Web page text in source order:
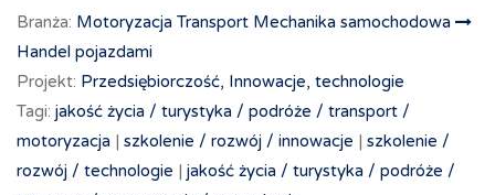
Branża: Motoryzacja Transport Mechanika samochodowa
Handel pojazdami
Projekt: Przedsiębiorczość, Innowacje, technologie
Tagi: jakość życia / turystyka / podróże / transport /
motoryzacja | szkolenie / rozwój / innowacje | szkolenie /
rozwój / technologie | jakość życia / turystyka / podróże /